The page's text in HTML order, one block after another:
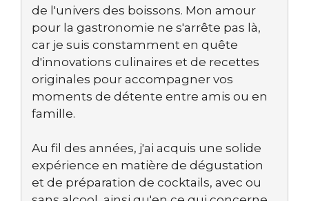
de l'univers des boissons. Mon amour
pour la gastronomie ne s'arrête pas là,
car je suis constamment en quête
d'innovations culinaires et de recettes
originales pour accompagner vos
moments de détente entre amis ou en
famille.
Au fil des années, j'ai acquis une solide
expérience en matière de dégustation
et de préparation de cocktails, avec ou